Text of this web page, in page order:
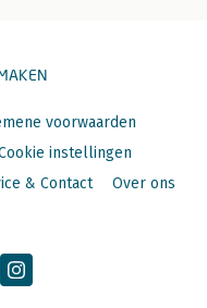
voorwaarden
instellingen
& Contact Over ons